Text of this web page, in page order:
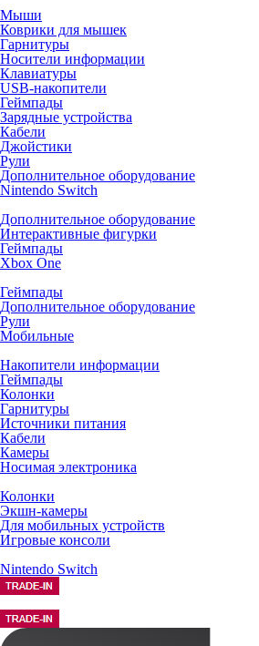
Мыши
Коврики для мышек
Гарнитуры
Носители информации
Клавиатуры
USB-накопители
Геймпады
Зарядные устройства
Кабели
Джойстики
Рули
Дополнительное оборудование
Nintendo Switch
Дополнительное оборудование
Интерактивные фигурки
Геймпады
Xbox One
Геймпады
Дополнительное оборудование
Рули
Мобильные
Накопители информации
Геймпады
Колонки
Гарнитуры
Источники питания
Кабели
Камеры
Носимая электроника
Колонки
Экшн-камеры
Для мобильных устройств
Игровые консоли
Nintendo Switch